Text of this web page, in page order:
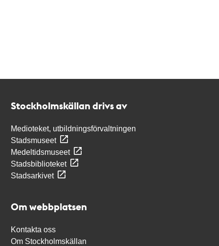
Stockholmskällan drivs av
Medioteket, utbildningsförvaltningen
Stadsmuseet
Medeltidsmuseet
Stadsbiblioteket
Stadsarkivet
Om webbplatsen
Kontakta oss
Om Stockholmskällan